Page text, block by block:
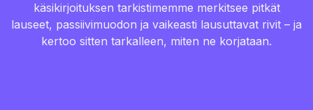
käsikirjoituksen tarkistimemme merkitsee pitkät
lauseet, passiivimuodon ja vaikeasti lausuttavat rivit – ja
kertoo sitten tarkalleen, miten ne korjataan.